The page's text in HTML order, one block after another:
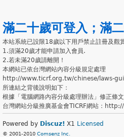
滿二十歲可登入 ； 滿
本站系統已設限18歲以下用戶禁止註冊及觀
1.須滿20歲才能申請加入會員.
2.若未滿20歲請離開！
本網站已依台灣網站內容分級規定處理
http://www.ticrf.org.tw/chinese/laws-
所連結之背後說明如下：
根據「電腦網路內容分級處理辦法」修正條
台灣網站分級推廣基金會TICRF網站：
Powered by Discuz! X1 Licensed
© 2001-2010 Comsenz Inc.